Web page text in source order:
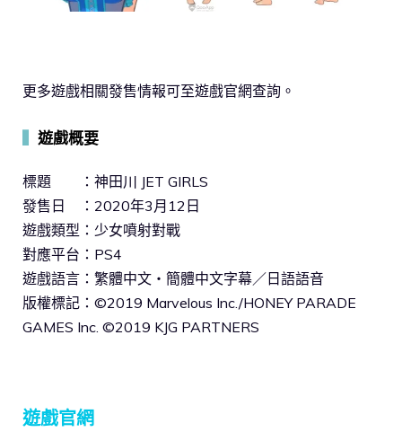
更多遊戲相關發售情報可至遊戲官網查詢。
遊戲概要
標題 ：神田川 JET GIRLS
發售日 ：2020年3月12日
遊戲類型：少女噴射對戰
對應平台：PS4
遊戲語言：繁體中文・簡體中文字幕／日語語音
版權標記：©2019 Marvelous Inc./HONEY PARADE
GAMES Inc. ©2019 KJG PARTNERS
遊戲官網